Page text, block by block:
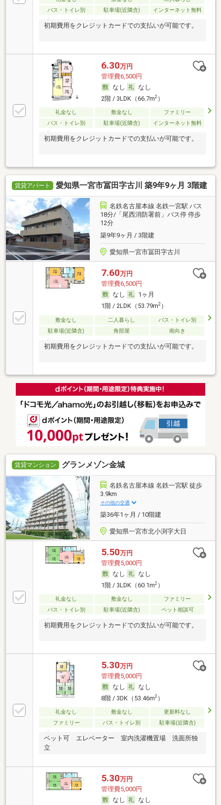
バス・トイレ別
駐車場(近隣含) インターネット無料
初期費用をクレジットカードでの支払いが可能です。
6.30万円
管理費6,500円
なし
なし
2階 / 3LDK（66.7m2）
礼金なし 敷金なし
ファミリー
バス・トイレ別
駐車場(近隣含) インターネット無料
初期費用をクレジットカードでの支払いが可能です。
賃貸アパート 愛知県一宮市冨田字古川 築9年9ヶ月 3階建
名鉄名古屋本線 名鉄一宮駅 バス
18分/「尾西消防署前」バス停 停歩
12分
築9年9ヶ月 / 3階建
愛知県一宮市冨田字古川
7.60万円
管理費6,500円
なし
1ヶ月
1階 / 2LDK（53.79m2）
敷金なし 二人暮らし
バス・トイレ別
駐車場(近隣含)
角部屋 南向き
初期費用をクレジットカードでの支払いが可能です。
賃貸マンション グランメゾン金城
名鉄名古屋本線 名鉄一宮駅 徒歩
3.9km
その他の交通
築36年1ヶ月 / 10階建
愛知県一宮市北小渕字大日
5.50万円
管理費5,000円
なし
なし
1階 / 3LDK（60.1m2）
礼金なし 敷金なし
ファミリー
バス・トイレ別
駐車場(近隣含) ペット相談可
初期費用をクレジットカードでの支払いが可能です。
5.30万円
管理費5,000円
なし
なし
8階 / 3DK（53.46m2）
礼金なし 敷金なし
更新料なし
ファミリー
バス・トイレ別 駐車場(近隣含)
ペット可 エレベーター 室内洗濯機置場 洗面所独
立
5.30万円
管理費5,000円
なし
なし